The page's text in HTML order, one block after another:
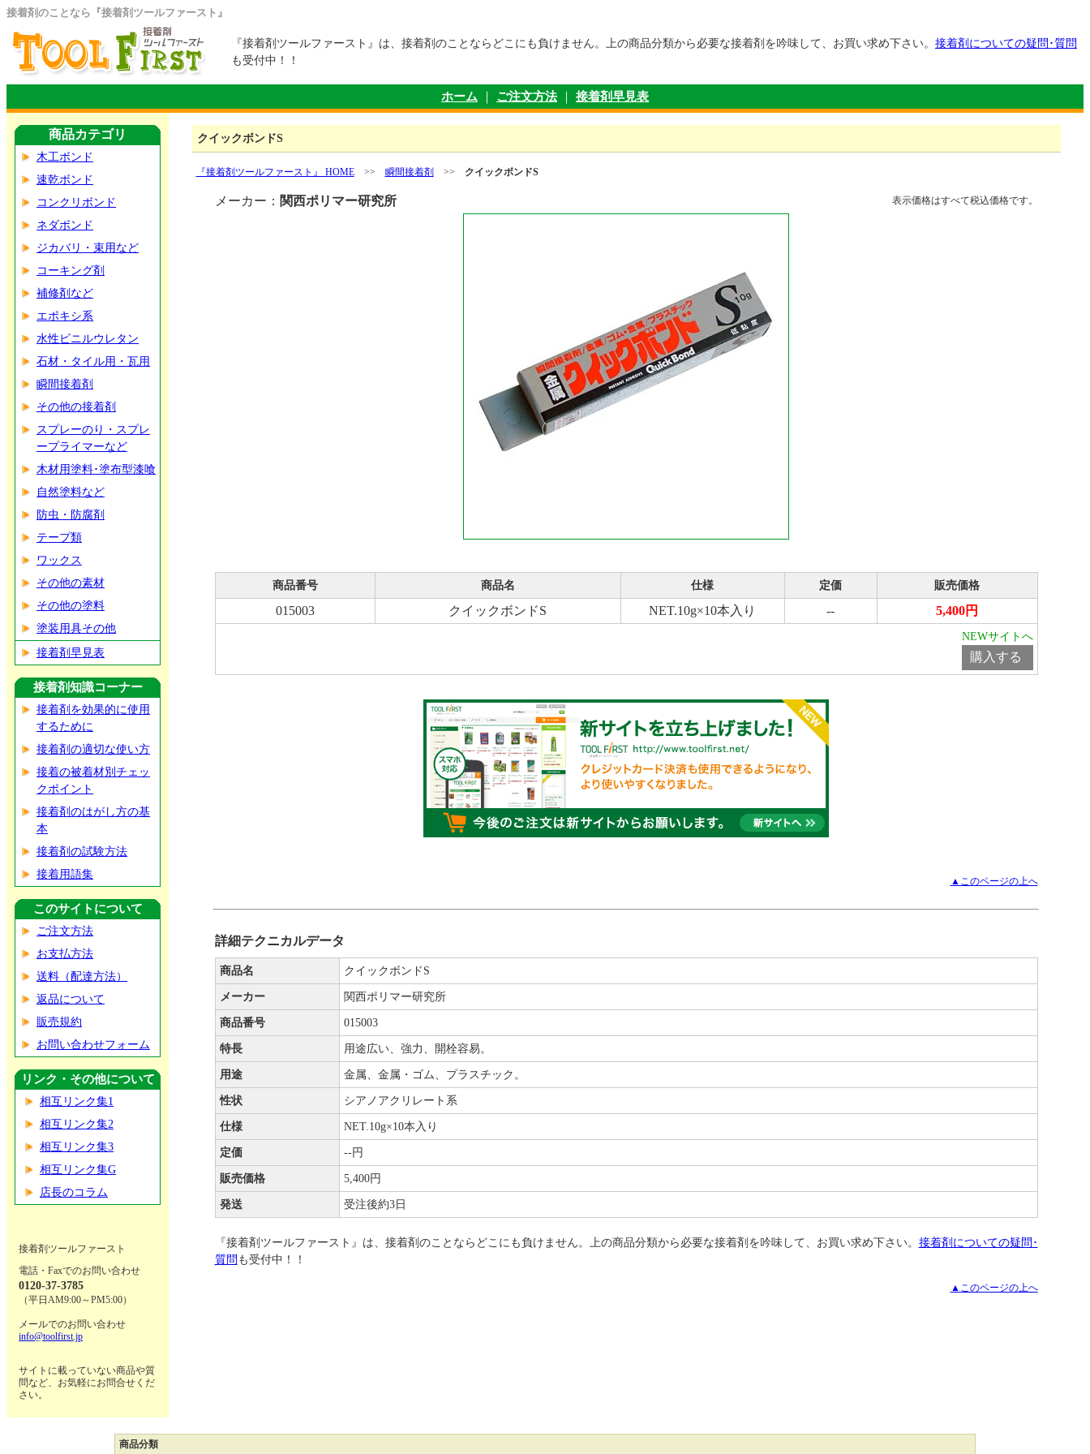
接着剤のことなら『接着剤ツールファースト』
『接着剤ツールファースト』は、接着剤のことならどこにも負けません。上の商品分類から必要な接着剤を吟味して、お買い求め下さい。 接着剤についての疑問･質問
も受付中！！
ホーム ご注文方法 接着剤早見表
商品カテゴリ
木工ボンド
速乾ボンド
コンクリボンド
ネダボンド
ジカバリ・束用など
コーキング剤
補修剤など
エポキシ系
水性ビニルウレタン
石材・タイル用・瓦用
瞬間接着剤
その他の接着剤
スプレーのり・スプレ
ープライマーなど
木材用塗料･塗布型漆喰
自然塗料など
防虫・防腐剤
テープ類
ワックス
その他の素材
その他の塗料
塗装用具その他
接着剤早見表
接着剤知識コーナー
接着剤を効果的に使用
するために
接着剤の適切な使い方
接着の被着材別チェッ
クポイント
接着剤のはがし方の基
本
接着剤の試験方法
接着用語集
このサイトについて
ご注文方法
お支払方法
送料（配達方法）
返品について
販売規約
お問い合わせフォーム
リンク・その他について
相互リンク集1
相互リンク集2
相互リンク集3
相互リンク集G
店長のコラム
接着剤ツールファースト
電話・Faxでのお問い合わせ
0120-37-3785
（平日AM9:00～PM5:00）
メールでのお問い合わせ
info@toolfirst.jp
サイトに載っていない商品や質
問など、お気軽にお問合せくだ
さい。
クイックボンドS
『接着剤ツールファースト』 HOME>> 瞬間接着剤 >> クイックボンドS
メーカー： 関西ポリマー研究所 表示価格はすべて税込価格です。
商品番号 商品名 仕様 定価 販売価格
015003 クイックボンドS NET.10g×10本入り -- 5,400円
NEWサイトへ
購入する
▲このページの上へ
詳細テクニカルデータ
商品名 クイックボンドS
メーカー 関西ポリマー研究所
商品番号 015003
特長 用途広い、強力、開栓容易。
用途 金属、金属・ゴム、プラスチック。
性状 シアノアクリレート系
仕様 NET.10g×10本入り
定価 --円
販売価格 5,400円
発送 受注後約3日
『接着剤ツールファースト』は、接着剤のことならどこにも負けません。上の商品分類から必要な接着剤を吟味して、お買い求め下さい。 接着剤についての疑問･
質問 も受付中！！
▲このページの上へ
商品分類